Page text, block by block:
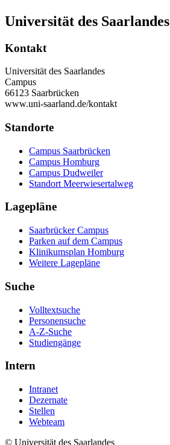
Universität des Saarlandes
Kontakt
Universität des Saarlandes
Campus
66123 Saarbrücken
www.uni-saarland.de/kontakt
Standorte
Campus Saarbrücken
Campus Homburg
Campus Dudweiler
Standort Meerwiesertalweg
Lagepläne
Saarbrücker Campus
Parken auf dem Campus
Klinikumsplan Homburg
Weitere Lagepläne
Suche
Volltextsuche
Personensuche
A-Z-Suche
Studiengänge
Intern
Intranet
Dezernate
Stellen
Webteam
© Universität des Saarlandes